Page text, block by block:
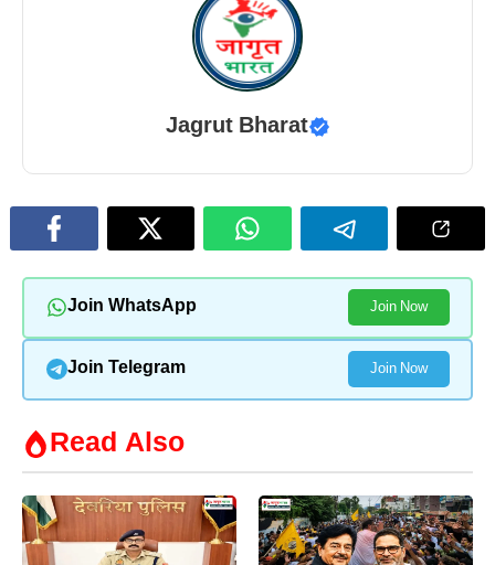
Jagrut Bharat
Join WhatsApp Join Now
Join Telegram Join Now
Read Also